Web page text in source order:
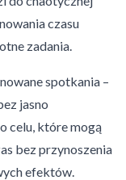
czasu
zadania.
spotkania –
jasno
celu, które mogą
bez przynoszenia
efektów.